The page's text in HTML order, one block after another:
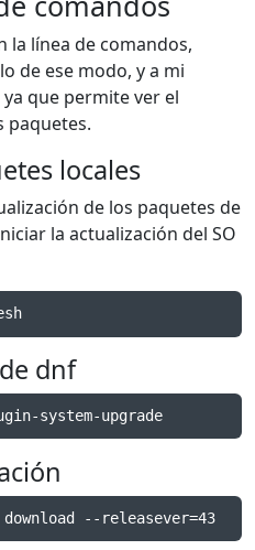
la línea de comandos,
de ese modo, y a mi
que permite ver el
paquetes.
locales
de los paquetes de
la actualización del SO
dnf
system-upgrade
--releasever=43